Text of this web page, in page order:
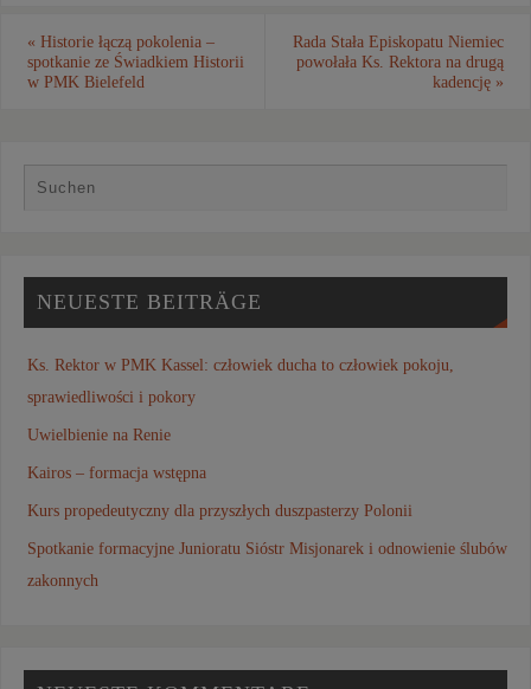
« Historie łączą pokolenia –
spotkanie ze Świadkiem Historii
w PMK Bielefeld
Rada Stała Episkopatu Niemiec
powołała Ks. Rektora na drugą
kadencję »
NEUESTE BEITRÄGE
Ks. Rektor w PMK Kassel: człowiek ducha to człowiek pokoju,
sprawiedliwości i pokory
Uwielbienie na Renie
Kairos – formacja wstępna
Kurs propedeutyczny dla przyszłych duszpasterzy Polonii
Spotkanie formacyjne Junioratu Sióstr Misjonarek i odnowienie ślubów
zakonnych